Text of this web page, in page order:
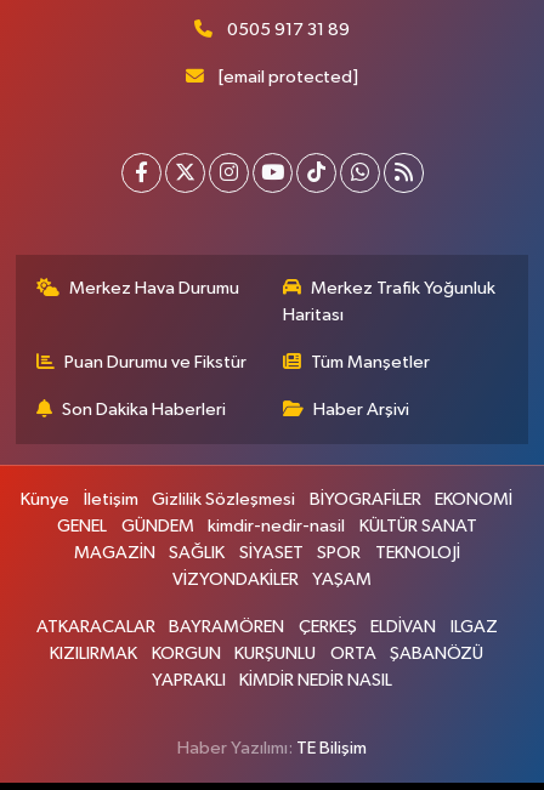
0505 917 31 89
[email protected]
Merkez Hava Durumu
Merkez Trafik Yoğunluk
Haritası
Puan Durumu ve Fikstür Tüm Manşetler
Son Dakika Haberleri Haber Arşivi
Künye İletişim Gizlilik Sözleşmesi BİYOGRAFİLER
EKONOMİ
GENEL
GÜNDEM kimdir-nedir-nasil
KÜLTÜR SANAT
MAGAZİN
SAĞLIK SİYASET SPOR
TEKNOLOJİ
VİZYONDAKİLER
YAŞAM
ATKARACALAR BAYRAMÖREN ÇERKEŞ ELDİVAN
ILGAZ
KIZILIRMAK
KORGUN KURŞUNLU ORTA
ŞABANÖZÜ
YAPRAKLI
KİMDİR NEDİR NASIL
Haber Yazılımı: TE Bilişim